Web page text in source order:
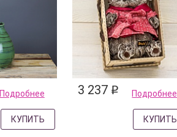
Подробнее
КУПИТЬ
3 237 q Подробнее
КУПИТЬ